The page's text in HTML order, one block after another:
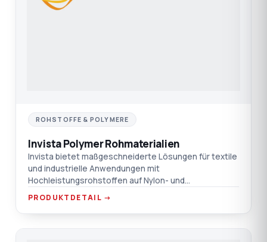
ROHSTOFFE & POLYMERE
Invista Polymer Rohmaterialien
Invista bietet maßgeschneiderte Lösungen für textile
und industrielle Anwendungen mit
Hochleistungsrohstoffen auf Nylon- und
Polyesterbasis. Entdecken Sie mehr
PRODUKTDETAIL →